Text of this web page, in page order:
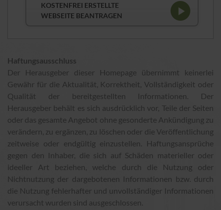
KOSTENFREI ERSTELLTE
WEBSEITE BEANTRAGEN
Haftungsausschluss
Der Herausgeber dieser Homepage übernimmt keinerlei
Gewähr für die Aktualität, Korrektheit, Vollständigkeit oder
Qualität der bereitgestellten Informationen. Der
Herausgeber behält es sich ausdrücklich vor, Teile der Seiten
oder das gesamte Angebot ohne gesonderte Ankündigung zu
verändern, zu ergänzen, zu löschen oder die Veröffentlichung
zeitweise oder endgültig einzustellen. Haftungsansprüche
gegen den Inhaber, die sich auf Schäden materieller oder
ideeller Art beziehen, welche durch die Nutzung oder
Nichtnutzung der dargebotenen Informationen bzw. durch
die Nutzung fehlerhafter und unvollständiger Informationen
verursacht wurden sind ausgeschlossen.